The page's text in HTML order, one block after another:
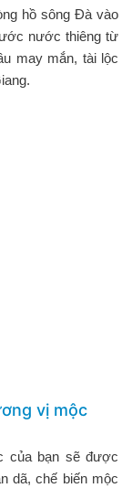
hồ sông Đà vào
nước thiêng từ
may mắn, tài lộc
vị mộc
của bạn sẽ được
dã, chế biến mộc